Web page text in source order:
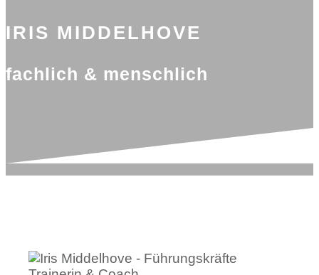
IRIS MIDDELHOVE
fachlich & menschlich